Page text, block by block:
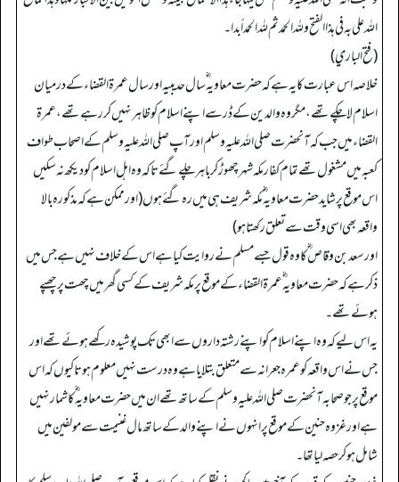
الله علي به في هذا الفتح ولله الحمد ثم لله الحمد أبدا۔
(فتح الباري)
خلاصہ اس عبارت کا یہ ہے کہ حضرت معاویہ ؓ سال حدیبیہ اور سال عمرۃ القضاء کے درمیان
اسلام لا چکے تھے، مگر وہ والدین کے ڈر سے اپنے اسلام کو ظاہر نہیں کر رہے تھے، عمرۃ
القضاء میں جب کہ آنحضرت صلی اللہ علیہ وسلم اور آپ صلی اللہ علیہ وسلم کے اصحاب طواف
کعبہ میں مشغول تھے تمام کفار مکہ شہر چھوڑ کر باہر چلے گئے تاکہ وہ اہل اسلام کو دیکھ نہ سکیں
اس موقع پر شاید حضرت معاویہ ؓ مکہ شریف ہی میں رہ گئے ہوں (اور ممکن ہے کہ مذکورہ بالا
واقعہ بھی اسی وقت سے تعلق رکھتا ہو)
اور سعد بن وقاص ؓ کا وہ قول جسے مسلم نے روایت کیا ہے اس کے خلاف نہیں ہے جس میں
ذکر ہے کہ حضرت معاویہ ؓ عمرۃ القضاء کے موقع پر مکہ شریف کے کسی گھر میں چھت پر چھپے
ہوئے تھے۔
یہ اس لیے کہ وہ اپنے اسلام کو اپنے رشتہ داروں سے ابھی تک پوشیدہ رکھے ہوئے تھے اور
جس نے اس واقعہ کو عمرہ جعرانہ سے متعلق بتلایا ہے وہ درست نہیں معلوم ہوتا کیوں کہ اس
موقع پر جو صحابہ آنحضرت صلی اللہ علیہ وسلم کے ساتھ تھے ان میں حضرت معاویہ ؓ کا شمار نہیں
ہے اور غزوہ حنین کے موقع پر انہوں نے اپنے والد کے ساتھ مال غنیمت سے مولفین میں
شامل ہو کر حصہ لیا تھا۔